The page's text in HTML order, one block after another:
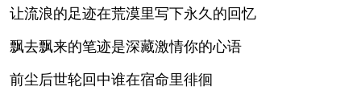
让流浪的足迹在荒漠里写下永久的回忆
飘去飘来的笔迹是深藏激情你的心语
前尘后世轮回中谁在宿命里徘徊